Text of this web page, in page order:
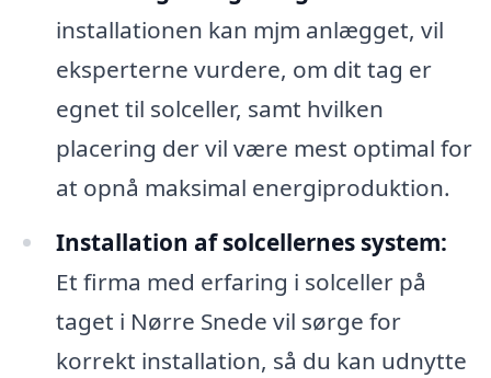
installationen kan mjm anlægget, vil
eksperterne vurdere, om dit tag er
egnet til solceller, samt hvilken
placering der vil være mest optimal for
at opnå maksimal energiproduktion.
Installation af solcellernes system:
Et firma med erfaring i solceller på
taget i Nørre Snede vil sørge for
korrekt installation, så du kan udnytte